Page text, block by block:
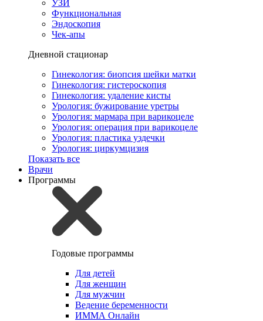
УЗИ
Функциональная
Эндоскопия
Чек-апы
Дневной стационар
Гинекология: биопсия шейки матки
Гинекология: гистероскопия
Гинекология: удаление кисты
Урология: бужирование уретры
Урология: мармара при варикоцеле
Урология: операция при варикоцеле
Урология: пластика уздечки
Урология: циркумцизия
Показать все
Врачи
Программы
Годовые программы
Для детей
Для женщин
Для мужчин
Ведение беременности
ИММА Онлайн